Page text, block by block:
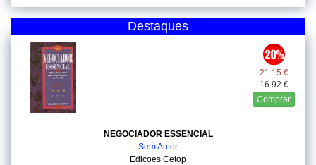
Destaques
21.15 €
16.92 €
Comprar
NEGOCIADOR ESSENCIAL
Sem Autor
Edicoes Cetop